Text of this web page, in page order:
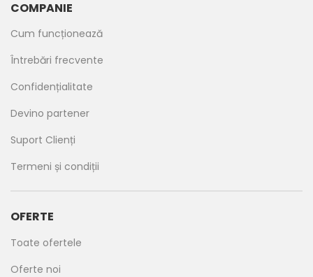
COMPANIE
Cum funcționează
Întrebări frecvente
Confidențialitate
Devino partener
Suport Clienți
Termeni și condiții
OFERTE
Toate ofertele
Oferte noi